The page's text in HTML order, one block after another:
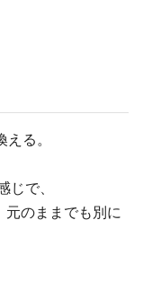
る。
で、
のままでも別に